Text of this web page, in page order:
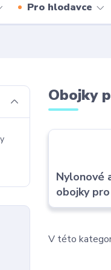
Pro hlodavce
Obojky
Nylonové
obojky
V této